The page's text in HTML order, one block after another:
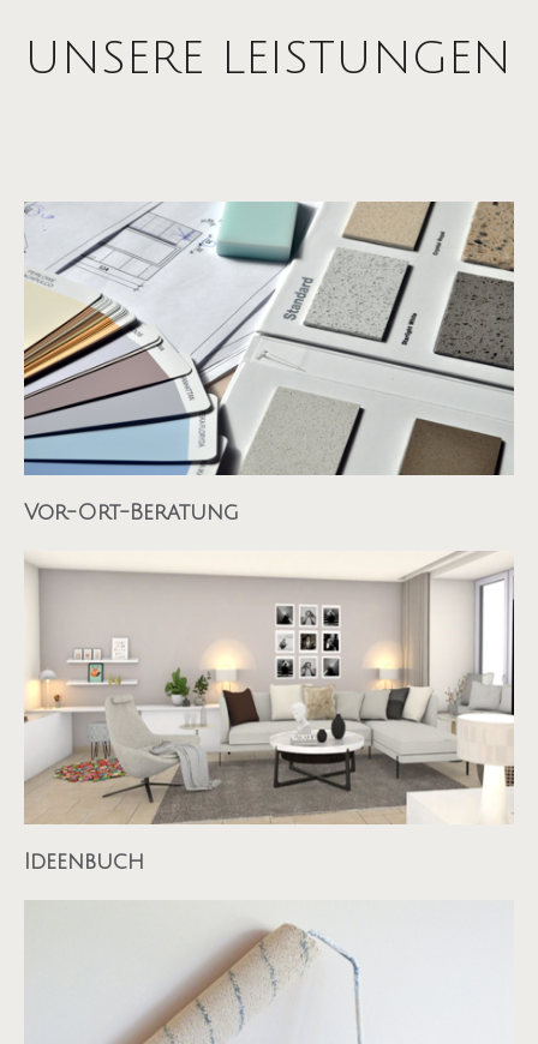
UNSERE LEISTUNGEN
Vor-Ort-Beratung
Ideenbuch